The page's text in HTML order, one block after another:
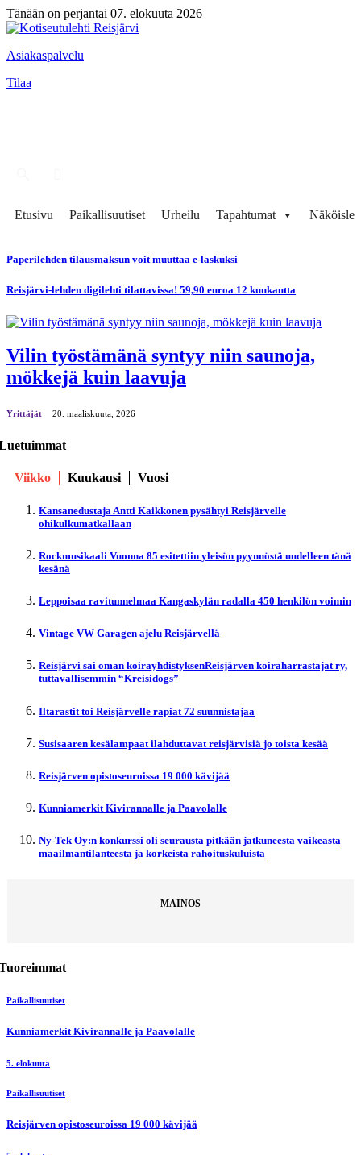
Tänään on perjantai 07. elokuuta 2026
Asiakaspalvelu
Tilaa
Etusivu Paikallisuutiset Urheilu Tapahtumat
Paperilehden tilausmaksun voit muuttaa e-laskuksi
Reisjärvi-lehden digilehti tilattavissa! 59,90 euroa 12 kuukautta
Vilin työstämänä syntyy niin saunoja,
mökkejä kuin laavuja
Yrittäjät 20. maaliskuuta, 2026
Viikko Kuukausi Vuosi
Kansanedustaja Antti Kaikkonen pysähtyi Reisjärvelle
ohikulkumatkallaan
Rockmusikaali Vuonna 85 esitettiin yleisön pyynnöstä uudelleen tänä
kesänä
Leppoisaa ravitunnelmaa Kangaskylän radalla 450 henkilön voimin
Vintage VW Garagen ajelu Reisjärvellä
Reisjärvi sai oman koirayhdistyksenReisjärven koiraharrastajat ry,
tuttavallisemmin “Kreisidogs”
Iltarastit toi Reisjärvelle rapiat 72 suunnistajaa
Susisaaren kesälampaat ilahduttavat reisjärvisiä jo toista kesää
Reisjärven opistoseuroissa 19 000 kävijää
Kunniamerkit Kivirannalle ja Paavolalle
Ny-Tek Oy:n konkurssi oli seurausta pitkään jatkuneesta vaikeasta
maailmantilanteesta ja korkeista rahoituskuluista
MAINOS
Paikallisuutiset
Kunniamerkit Kivirannalle ja Paavolalle
5. elokuuta
Paikallisuutiset
Reisjärven opistoseuroissa 19 000 kävijää